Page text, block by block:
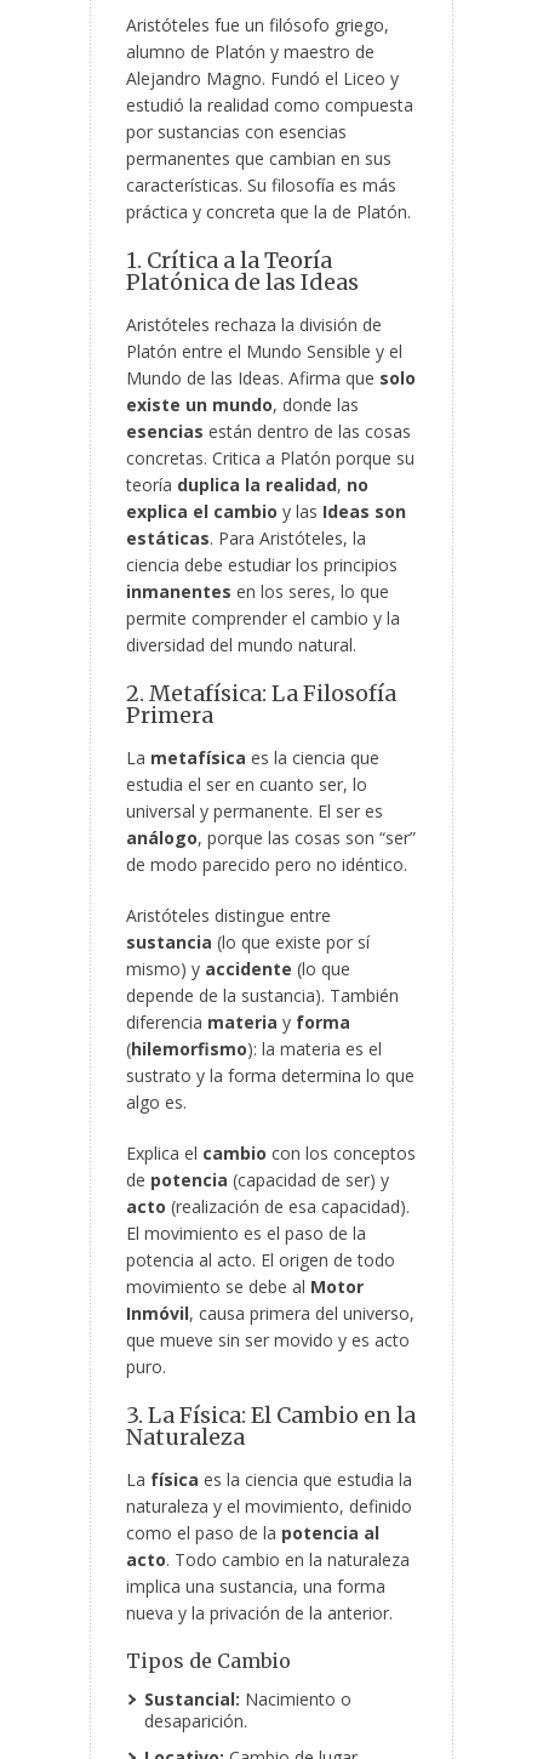
Aristóteles fue un filósofo griego,
alumno de Platón y maestro de
Alejandro Magno. Fundó el Liceo y
estudió la realidad como compuesta
por sustancias con esencias
permanentes que cambian en sus
características. Su filosofía es más
práctica y concreta que la de Platón.
1. Crítica a la Teoría
Platónica de las Ideas
Aristóteles rechaza la división de
Platón entre el Mundo Sensible y el
Mundo de las Ideas. Afirma que solo
existe un mundo, donde las
esencias están dentro de las cosas
concretas. Critica a Platón porque su
teoría duplica la realidad, no
explica el cambio y las Ideas son
estáticas. Para Aristóteles, la
ciencia debe estudiar los principios
inmanentes en los seres, lo que
permite comprender el cambio y la
diversidad del mundo natural.
2. Metafísica: La Filosofía
Primera
La metafísica es la ciencia que
estudia el ser en cuanto ser, lo
universal y permanente. El ser es
análogo, porque las cosas son “ser”
de modo parecido pero no idéntico.
Aristóteles distingue entre
sustancia (lo que existe por sí
mismo) y accidente (lo que
depende de la sustancia). También
diferencia materia y forma
(hilemorfismo): la materia es el
sustrato y la forma determina lo que
algo es.
Explica el cambio con los conceptos
de potencia (capacidad de ser) y
acto (realización de esa capacidad).
El movimiento es el paso de la
potencia al acto. El origen de todo
movimiento se debe al Motor
Inmóvil, causa primera del universo,
que mueve sin ser movido y es acto
puro.
3. La Física: El Cambio en la
Naturaleza
La física es la ciencia que estudia la
naturaleza y el movimiento, definido
como el paso de la potencia al
acto. Todo cambio en la naturaleza
implica una sustancia, una forma
nueva y la privación de la anterior.
Tipos de Cambio
Sustancial: Nacimiento o
desaparición.